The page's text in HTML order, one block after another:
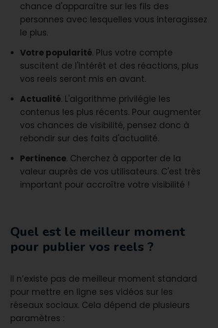
chance d'apparaître sur les fils des
personnes avec lesquelles vous interagissez
le plus.
Votre popularité. Plus votre compte
suscitent de l'intérêt et des réactions, plus
vos reels seront mis en avant.
Actualité. L'algorithme privilégie les
contenus les plus récents. Pour augmenter
vos chances de visibilité, pensez donc à
rebondir sur des faits d'actualité.
Pertinence. Cherchez à apporter de la
valeur auprès de vos utilisateurs. C'est très
important pour accroître votre visibilité !
Quel est le meilleur moment
pour publier vos reels ?
Il n’existe pas de meilleur moment standard
pour mettre en ligne ses vidéos sur les
réseaux sociaux. Cela dépend de plusieurs
paramètres :